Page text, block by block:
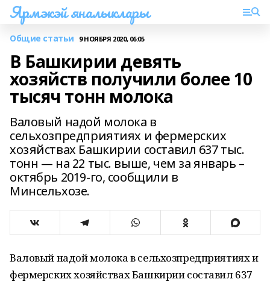
Ярмэкэй яналыклары
Общие статьи 9 НОЯБРЯ 2020, 06:05
В Башкирии девять
хозяйств получили более 10
тысяч тонн молока
Валовый надой молока в
сельхозпредприятиях и фермерских
хозяйствах Башкирии составил 637 тыс.
тонн — на 22 тыс. выше, чем за январь –
октябрь 2019-го, сообщили в
Минсельхозе.
Валовый надой молока в сельхозпредприятиях и
фермерских хозяйствах Башкирии составил 637